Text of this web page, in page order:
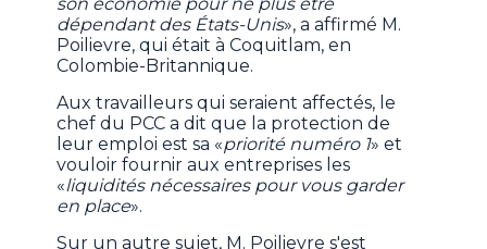
dépendant des États-Unis», a affirmé M.
Poilievre, qui était à Coquitlam, en
Colombie-Britannique.
Aux travailleurs qui seraient affectés, le
chef du PCC a dit que la protection de
leur emploi est sa «priorité numéro 1» et
vouloir fournir aux entreprises les
«liquidités nécessaires pour vous garder
en place».
Sur un autre sujet, M. Poilievre s'est